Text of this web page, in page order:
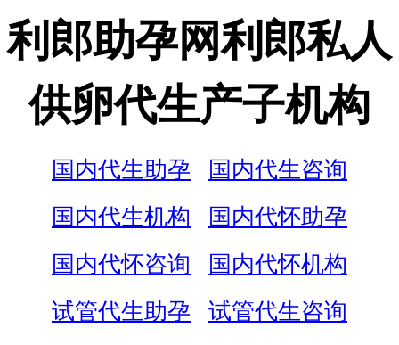
利郎助孕网利郎私人
供卵代生产子机构
国内代生助孕
国内代生咨询
国内代生机构
国内代怀助孕
国内代怀咨询
国内代怀机构
试管代生助孕
试管代生咨询